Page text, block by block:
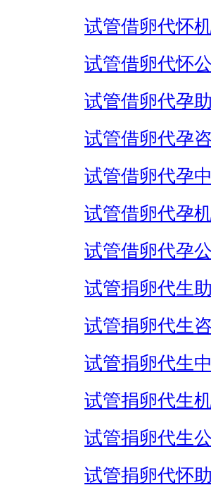
试管借卵代怀
试管借卵代怀
试管借卵代孕
试管借卵代孕
试管借卵代孕
试管借卵代孕
试管借卵代孕
试管捐卵代生
试管捐卵代生
试管捐卵代生
试管捐卵代生
试管捐卵代生
试管捐卵代怀